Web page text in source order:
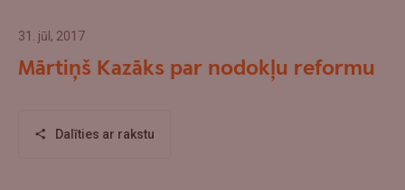
31. jūl, 2017
Mārtiņš Kazāks par nodokļu reformu
Dalīties ar rakstu